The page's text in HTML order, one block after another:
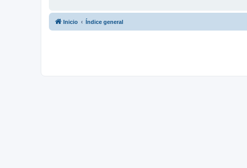
Inicio Índice general